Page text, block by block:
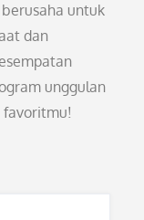
untuk
dan
unggulan
favoritmu!